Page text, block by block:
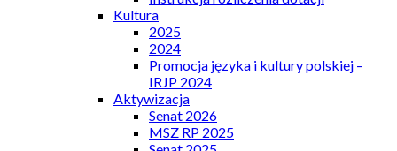
Kultura
2025
2024
Promocja języka i kultury polskiej –
IRJP 2024
Aktywizacja
Senat 2026
MSZ RP 2025